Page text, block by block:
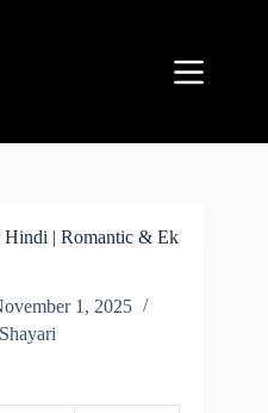
Hindi | Romantic & Ek
1, 2025